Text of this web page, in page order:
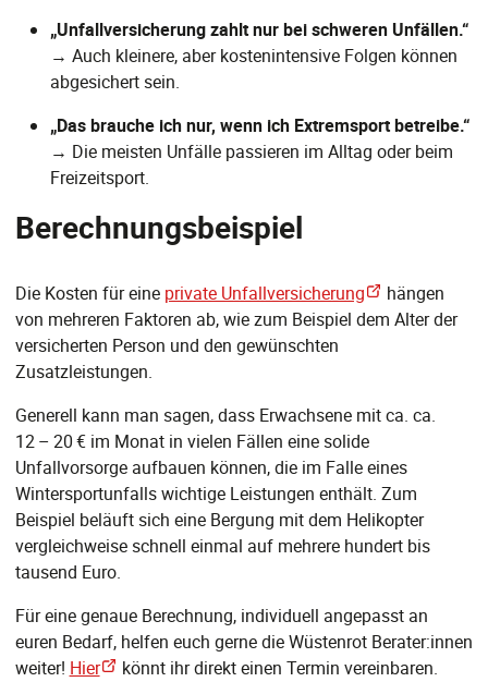
„Unfallversicherung zahlt nur bei schweren Unfällen.“
→ Auch kleinere, aber kostenintensive Folgen können
abgesichert sein.
„Das brauche ich nur, wenn ich Extremsport betreibe.“
→ Die meisten Unfälle passieren im Alltag oder beim
Freizeitsport.
Berechnungsbeispiel
Die Kosten für eine private Unfallversicherung
hängen
von mehreren Faktoren ab, wie zum Beispiel dem Alter der
versicherten Person und den gewünschten
Zusatzleistungen.
Generell kann man sagen, dass Erwachsene mit ca. ca.
12 – 20 € im Monat in vielen Fällen eine solide
Unfallvorsorge aufbauen können, die im Falle eines
Wintersportunfalls wichtige Leistungen enthält. Zum
Beispiel beläuft sich eine Bergung mit dem Helikopter
vergleichweise schnell einmal auf mehrere hundert bis
tausend Euro.
Für eine genaue Berechnung, individuell angepasst an
euren Bedarf, helfen euch gerne die Wüstenrot Berater:innen
weiter! Hier könnt ihr direkt einen Termin vereinbaren.